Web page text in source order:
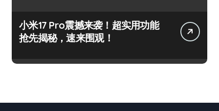
小米17 Pro震撼来袭！超实用功能
抢先揭秘，速来围观！